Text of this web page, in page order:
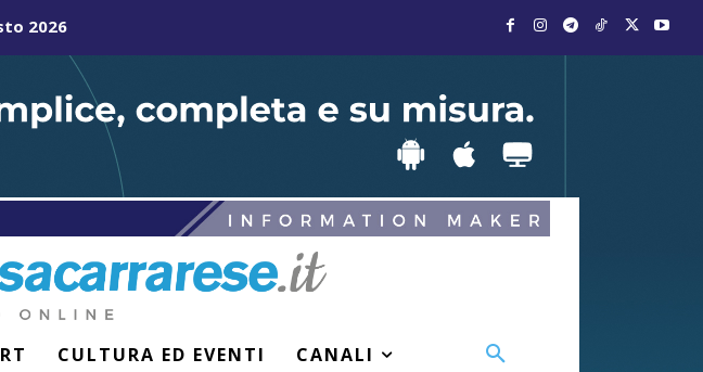
2026
CULTURA ED EVENTI CANALI